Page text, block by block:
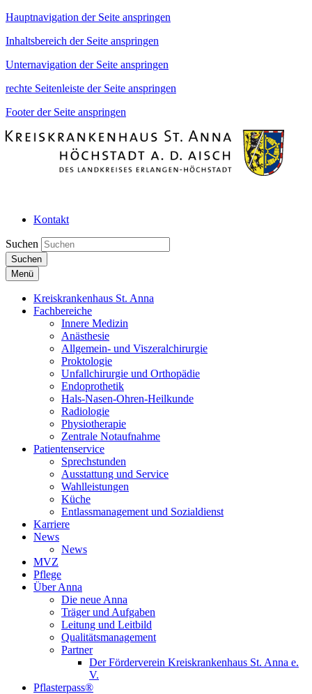
Hauptnavigation der Seite anspringen
Inhaltsbereich der Seite anspringen
Unternavigation der Seite anspringen
rechte Seitenleiste der Seite anspringen
Footer der Seite anspringen
Kontakt
Suchen
Suchen
Menü
Kreiskrankenhaus St. Anna
Fachbereiche
Innere Medizin
Anästhesie
Allgemein- und Viszeralchirurgie
Proktologie
Unfallchirurgie und Orthopädie
Endoprothetik
Hals-Nasen-Ohren-Heilkunde
Radiologie
Physiotherapie
Zentrale Notaufnahme
Patientenservice
Sprechstunden
Ausstattung und Service
Wahlleistungen
Küche
Entlassmanagement und Sozialdienst
Karriere
News
News
MVZ
Pflege
Über Anna
Die neue Anna
Träger und Aufgaben
Leitung und Leitbild
Qualitätsmanagement
Partner
Der Förderverein Kreiskrankenhaus St. Anna e.
V.
Pflasterpass®